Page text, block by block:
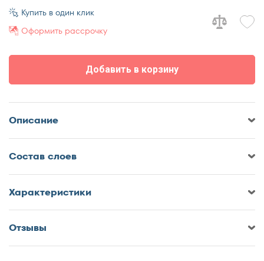
70x170
70x180
70x190
75x190
75x200
80x180
80x185
80x186
80x190
Добавить в корзину
Купить в один клик
Оформить рассрочку
Описание
Cостав слоев
Характеристики
Отзывы
Оставить отзыв о Матрас